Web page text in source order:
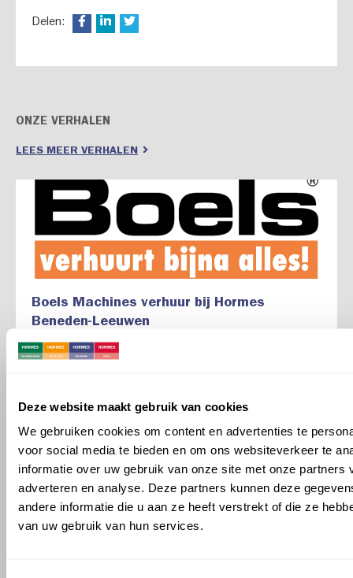
Deze website maakt gebruik van cookies
We gebruiken cookies om content en advertenties te
voor social media te bieden en om ons websiteverkeer te
informatie over uw gebruik van onze site met onze partners
adverteren en analyse. Deze partners kunnen deze
andere informatie die u aan ze heeft verstrekt of die ze
van uw gebruik van hun services.
Delen:
ONZE VERHALEN
LEES MEER VERHALEN
Boels Machines verhuur bij Hormes
Beneden-Leeuwen
9 maart 2026 |
Showroommodellen keukenapparatuur